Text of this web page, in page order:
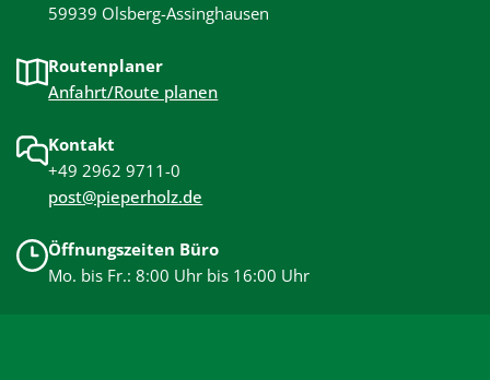
59939 Olsberg-Assinghausen
Routenplaner
Anfahrt/Route planen
Kontakt
+49 2962 9711-0
post@pieperholz.de
Öffnungszeiten Büro
Mo. bis Fr.: 8:00 Uhr bis 16:00 Uhr